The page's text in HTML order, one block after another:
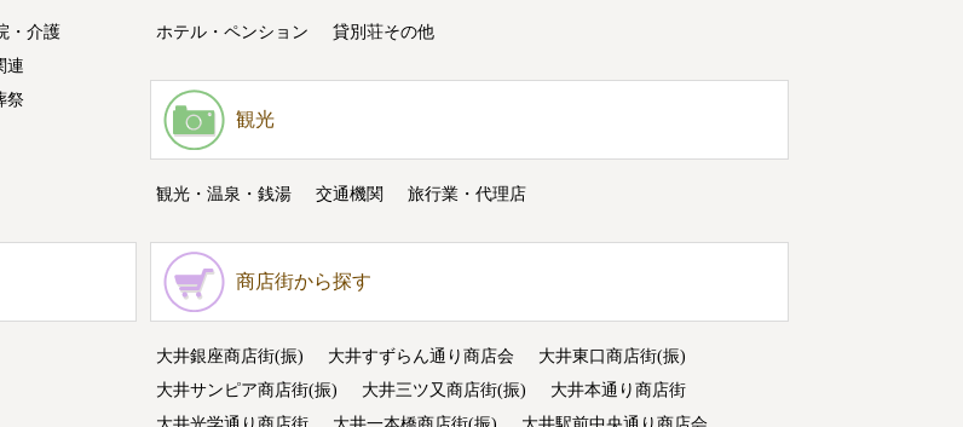
・介護
連
祭
ホテル・ペンション 貸別荘その他
観光
観光・温泉・銭湯 交通機関 旅行業・代理店
商店街から探す
大井銀座商店街(振) 大井すずらん通り商店会
大井東口商店街(振)
大井サンピア商店街(振)
大井三ツ又商店街(振)
大井本通り商店街